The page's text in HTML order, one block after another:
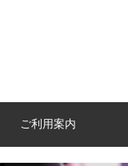
ご利用案内